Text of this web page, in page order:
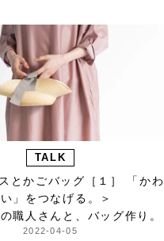
TALK
とかごバッグ［１］ 「かわ
」をつなげる。＞
職人さんと、バッグ作り。
2022-04-05